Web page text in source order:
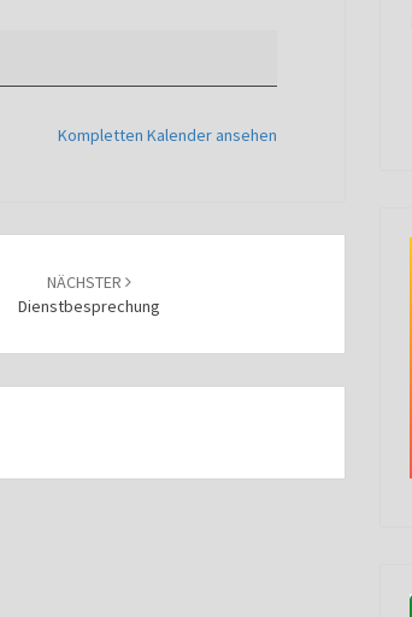
Kompletten Kalender ansehen
NÄCHSTER
Dienstbesprechung